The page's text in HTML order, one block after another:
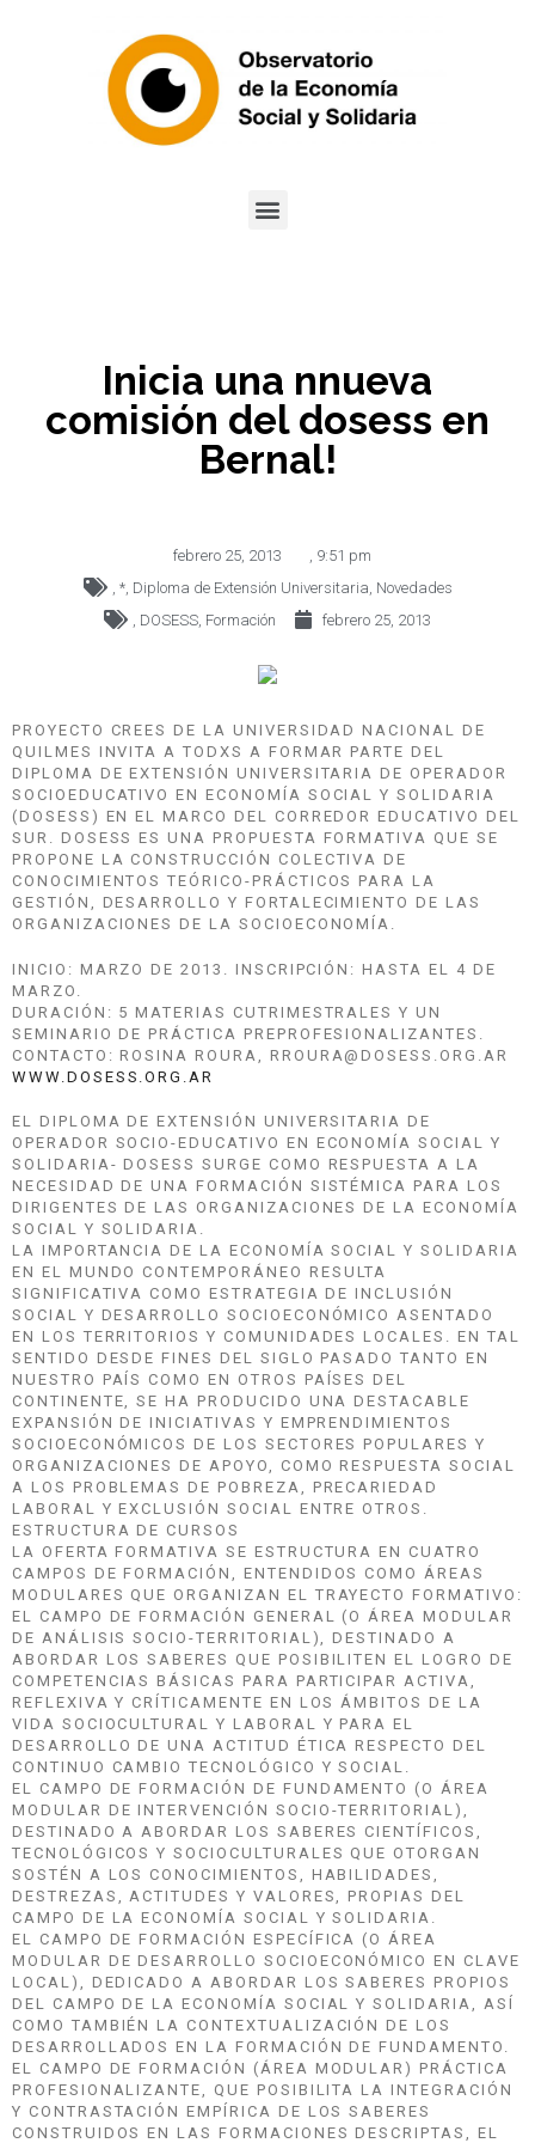
Inicia una nnueva
comisión del dosess en
Bernal!
febrero 25, 2013
9:51 pm
*, Diploma de Extensión Universitaria Novedades
DOSESS Formación febrero 25, 2013
PROYECTO CREES DE LA UNIVERSIDAD NACIONAL DE
QUILMES INVITA A TODXS A FORMAR PARTE DEL
DIPLOMA DE EXTENSIÓN UNIVERSITARIA DE OPERADOR
SOCIOEDUCATIVO EN ECONOMÍA SOCIAL Y SOLIDARIA
(DOSESS) EN EL MARCO DEL CORREDOR EDUCATIVO DEL
SUR. DOSESS ES UNA PROPUESTA FORMATIVA QUE SE
PROPONE LA CONSTRUCCIÓN COLECTIVA DE
CONOCIMIENTOS TEÓRICO-PRÁCTICOS PARA LA
GESTIÓN, DESARROLLO Y FORTALECIMIENTO DE LAS
ORGANIZACIONES DE LA SOCIOECONOMÍA.
INICIO: MARZO DE 2013. INSCRIPCIÓN: HASTA EL 4 DE
MARZO.
DURACIÓN: 5 MATERIAS CUTRIMESTRALES Y UN
SEMINARIO DE PRÁCTICA PREPROFESIONALIZANTES.
CONTACTO: ROSINA ROURA, RROURA@DOSESS.ORG.AR
WWW.DOSESS.ORG.AR
EL DIPLOMA DE EXTENSIÓN UNIVERSITARIA DE
OPERADOR SOCIO-EDUCATIVO EN ECONOMÍA SOCIAL Y
SOLIDARIA- DOSESS SURGE COMO RESPUESTA A LA
NECESIDAD DE UNA FORMACIÓN SISTÉMICA PARA LOS
DIRIGENTES DE LAS ORGANIZACIONES DE LA ECONOMÍA
SOCIAL Y SOLIDARIA.
LA IMPORTANCIA DE LA ECONOMÍA SOCIAL Y SOLIDARIA
EN EL MUNDO CONTEMPORÁNEO RESULTA
SIGNIFICATIVA COMO ESTRATEGIA DE INCLUSIÓN
SOCIAL Y DESARROLLO SOCIOECONÓMICO ASENTADO
EN LOS TERRITORIOS Y COMUNIDADES LOCALES. EN TAL
SENTIDO DESDE FINES DEL SIGLO PASADO TANTO EN
NUESTRO PAÍS COMO EN OTROS PAÍSES DEL
CONTINENTE, SE HA PRODUCIDO UNA DESTACABLE
EXPANSIÓN DE INICIATIVAS Y EMPRENDIMIENTOS
SOCIOECONÓMICOS DE LOS SECTORES POPULARES Y
ORGANIZACIONES DE APOYO, COMO RESPUESTA SOCIAL
A LOS PROBLEMAS DE POBREZA, PRECARIEDAD
LABORAL Y EXCLUSIÓN SOCIAL ENTRE OTROS.
ESTRUCTURA DE CURSOS
LA OFERTA FORMATIVA SE ESTRUCTURA EN CUATRO
CAMPOS DE FORMACIÓN, ENTENDIDOS COMO ÁREAS
MODULARES QUE ORGANIZAN EL TRAYECTO FORMATIVO:
EL CAMPO DE FORMACIÓN GENERAL (O ÁREA MODULAR
DE ANÁLISIS SOCIO-TERRITORIAL), DESTINADO A
ABORDAR LOS SABERES QUE POSIBILITEN EL LOGRO DE
COMPETENCIAS BÁSICAS PARA PARTICIPAR ACTIVA,
REFLEXIVA Y CRÍTICAMENTE EN LOS ÁMBITOS DE LA
VIDA SOCIOCULTURAL Y LABORAL Y PARA EL
DESARROLLO DE UNA ACTITUD ÉTICA RESPECTO DEL
CONTINUO CAMBIO TECNOLÓGICO Y SOCIAL.
EL CAMPO DE FORMACIÓN DE FUNDAMENTO (O ÁREA
MODULAR DE INTERVENCIÓN SOCIO-TERRITORIAL),
DESTINADO A ABORDAR LOS SABERES CIENTÍFICOS,
TECNOLÓGICOS Y SOCIOCULTURALES QUE OTORGAN
SOSTÉN A LOS CONOCIMIENTOS, HABILIDADES,
DESTREZAS, ACTITUDES Y VALORES, PROPIAS DEL
CAMPO DE LA ECONOMÍA SOCIAL Y SOLIDARIA.
EL CAMPO DE FORMACIÓN ESPECÍFICA (O ÁREA
MODULAR DE DESARROLLO SOCIOECONÓMICO EN CLAVE
LOCAL), DEDICADO A ABORDAR LOS SABERES PROPIOS
DEL CAMPO DE LA ECONOMÍA SOCIAL Y SOLIDARIA, ASÍ
COMO TAMBIÉN LA CONTEXTUALIZACIÓN DE LOS
DESARROLLADOS EN LA FORMACIÓN DE FUNDAMENTO.
EL CAMPO DE FORMACIÓN (ÁREA MODULAR) PRÁCTICA
PROFESIONALIZANTE, QUE POSIBILITA LA INTEGRACIÓN
Y CONTRASTACIÓN EMPÍRICA DE LOS SABERES
CONSTRUIDOS EN LAS FORMACIONES DESCRIPTAS, EL